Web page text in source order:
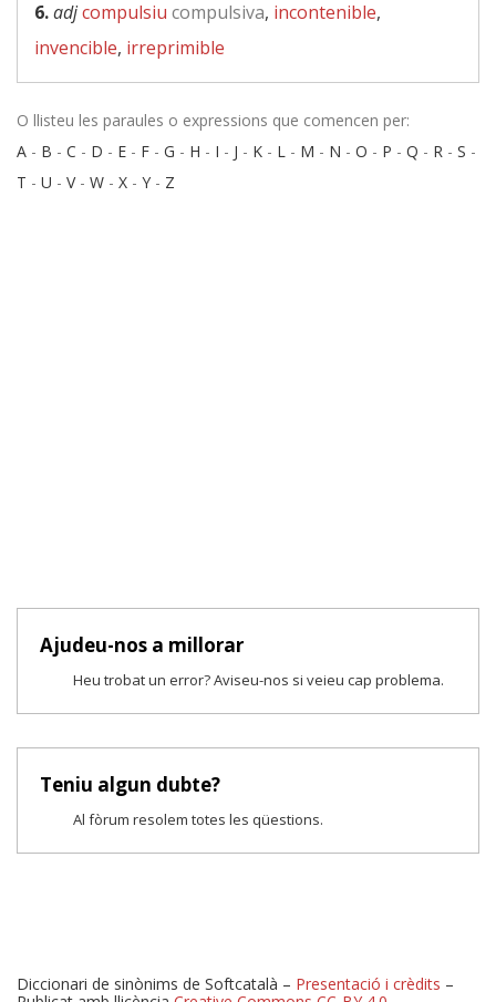
6.adjcompulsiu compulsiva, incontenible,
invencible, irreprimible
O llisteu les paraules o expressions que comencen per:
A - B - C - D - E - F - G - H - I - J - K - L - M - N - O - P - Q - R - S -
T - U - V- W - X - Y - Z
Ajudeu-nos a millorar
Heu trobat un error? Aviseu-nos si veieu cap problema.
Teniu algun dubte?
Al fòrum resolem totes les qüestions.
Diccionari de sinònims de Softcatalà – Presentació i crèdits –